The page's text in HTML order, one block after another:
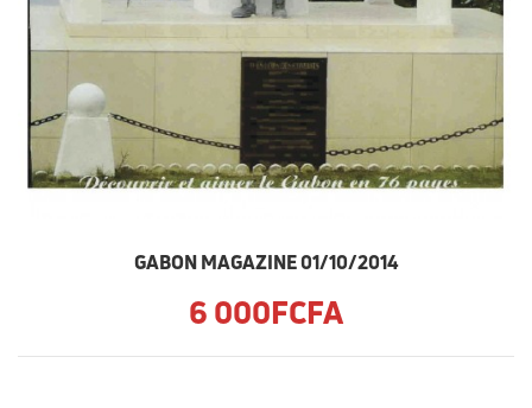
GABON MAGAZINE 01/10/2014
6 000FCFA